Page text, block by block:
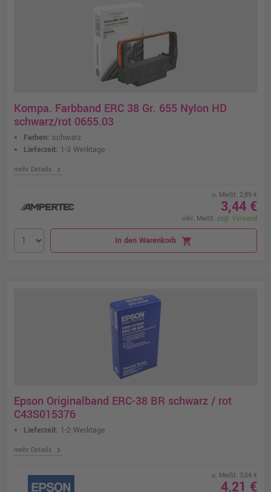
Kompa. Farbband ERC 38 Gr. 655 Nylon HD
schwarz/rot 0655.03
Farben: schwarz
Lieferzeit: 1-3 Werktage
mehr Details chevron_right
o. MwSt. 2,89 €
3,44 €
inkl. MwSt. zzgl. Versand
In den Warenkorb shopping_cart
Epson Originalband ERC-38 BR schwarz / rot
C43S015376
Lieferzeit: 1-2 Werktage
mehr Details chevron_right
o. MwSt. 3,54 €
4,21 €